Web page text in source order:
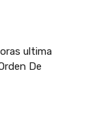
ultima
De